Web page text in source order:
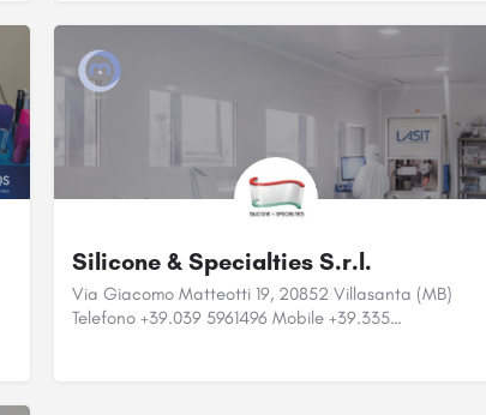
Silicone & Specialties S.r.l.
Via Giacomo Matteotti 19, 20852 Villasanta (MB)
Telefono +39.039 5961496 Mobile +39.335…